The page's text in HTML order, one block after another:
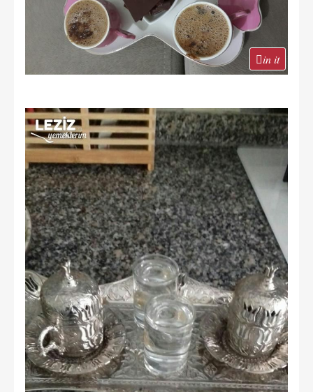
in it